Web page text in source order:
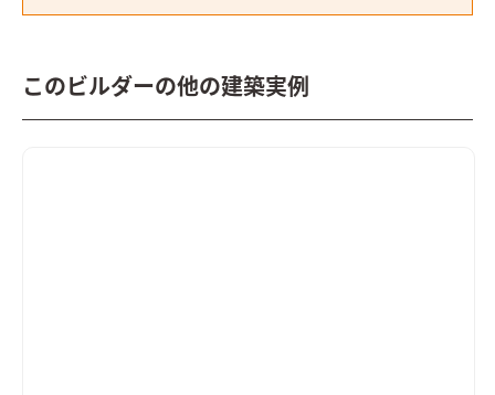
このビルダーの他の建築実例